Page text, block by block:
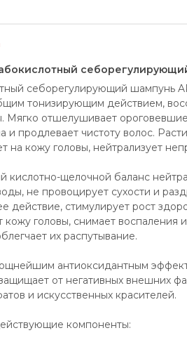
себорегулирующий шампунь
тонизирующим действием,
Мягко отшелушивает
и продлевает чистоту волос.
на кожу головы, нейтрализует
кислотно-щелочной баланс
не провоцирует сухости и
действие, стимулирует рост
кожу головы, снимает воспаления
их распутывание.
антиоксидантным
от негативных внешних
и искусственных красителей.
компоненты: